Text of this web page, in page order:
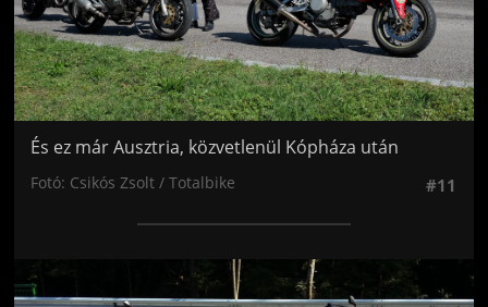
És ez már Ausztria, közvetlenül Kópháza után
Fotó: Csikós Zsolt / Totalbike #11
Jön még kép!